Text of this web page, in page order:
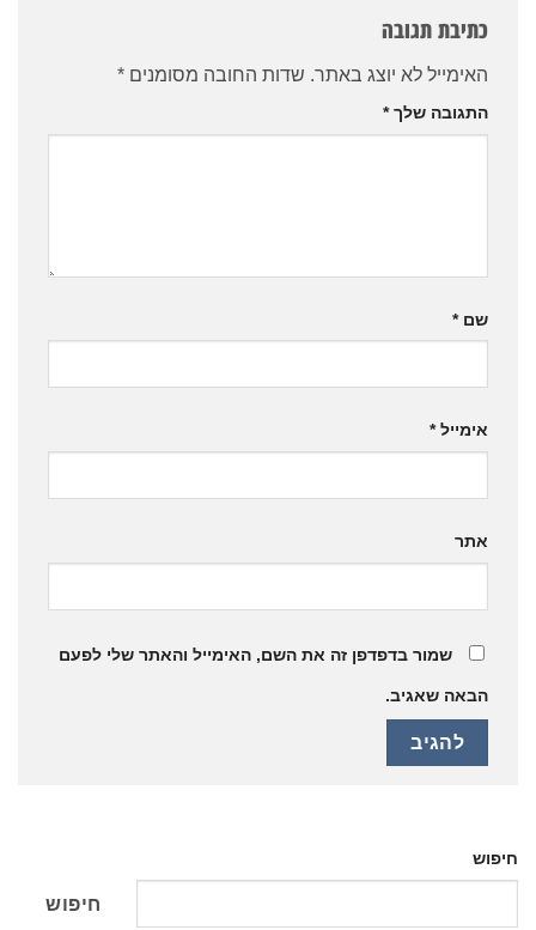
כתיבת תגובה
האימייל לא יוצג באתר. שדות החובה מסומנים*
התגובה שלך *
אימייל*
שמור בדפדפן זה את השם, האימייל והאתר שלי לפעם
הבאה שאגיב.
חיפוש